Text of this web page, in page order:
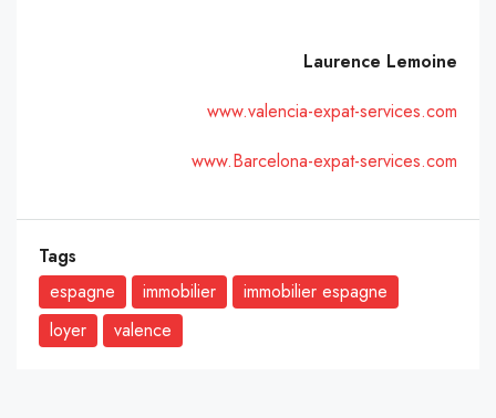
Laurence Lemoine
www.valencia-expat-services.com
www.Barcelona-expat-services.com
Tags
espagne
immobilier
immobilier espagne
loyer
valence